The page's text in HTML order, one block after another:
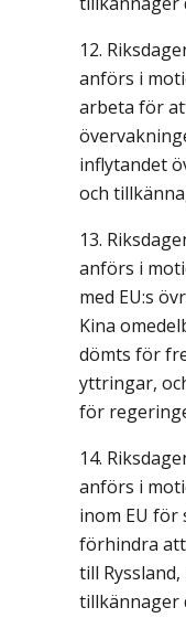
anförs i
arbeta för
inflytandet
och
anförs i
med EU:s
Kina
dömts för
yttringar,
för
anförs i
inom EU
förhindra
till
tillkännager